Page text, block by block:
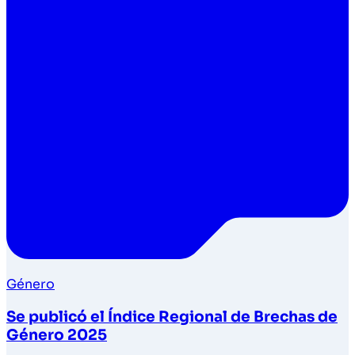
Género
Se publicó el Índice Regional de Brechas de
Género 2025